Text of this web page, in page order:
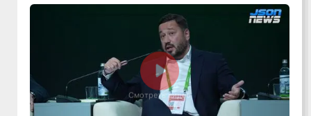
Смотреть видео